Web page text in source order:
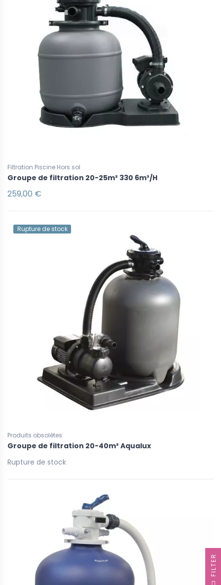
Filtration Piscine Hors sol
Groupe de filtration 20-25m³ 330 6m³/H
259,00 €
Rupture de stock
Produits obsolètes
Groupe de filtration 20-40m³ Aqualux
Rupture de stock
R